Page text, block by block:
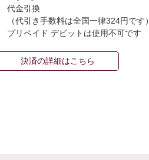
代金引換
（代引き手数料は全国一律324円です）
プリペイド デビットは使用不可です
決済の詳細はこちら